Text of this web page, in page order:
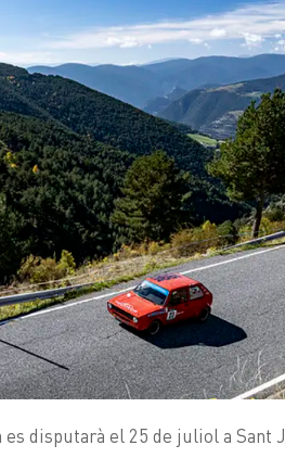
disputarà el 25 de juliol a Sant